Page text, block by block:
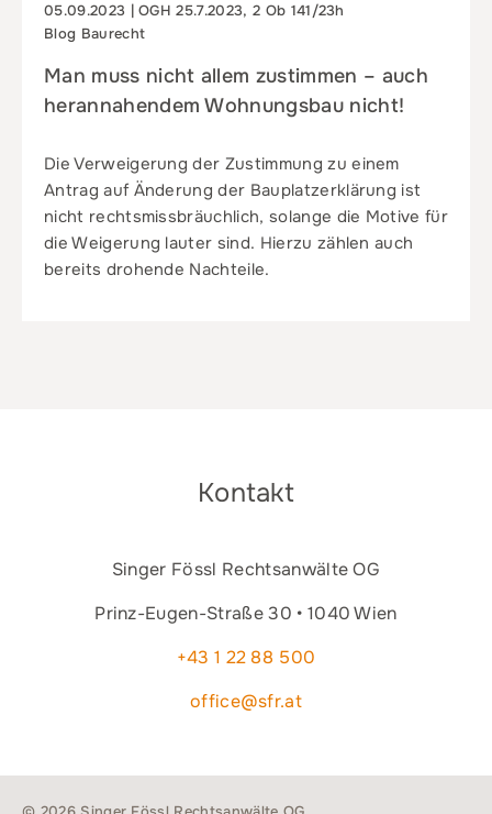
05.09.2023 | OGH 25.7.2023, 2 Ob 141/23h
Blog Baurecht
Man muss nicht allem zustimmen – auch
herannahendem Wohnungsbau nicht!
Die Verweigerung der Zustimmung zu einem
Antrag auf Änderung der Bauplatzerklärung ist
nicht rechtsmissbräuchlich, solange die Motive für
die Weigerung lauter sind. Hierzu zählen auch
bereits drohende Nachteile.
Kontakt
Singer Fössl Rechtsanwälte OG
Prinz-Eugen-Straße 30 • 1040 Wien
+43 1 22 88 500
office@sfr.at